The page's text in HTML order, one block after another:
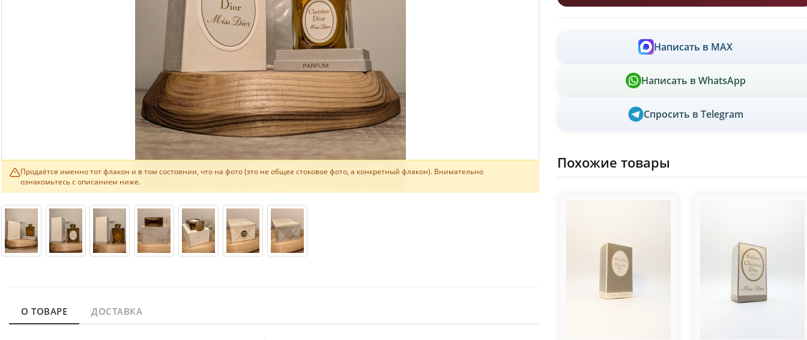
Продаётся именно тот флакон и в том состоянии, что на фото (это не общее стоковое фото, а конкретный флакон). Внимательно
ознакомьтесь с описанием ниже.
О ТОВАРЕ ДОСТАВКА
Написать в MAX
Написать в WhatsApp
Спросить в Telegram
Похожие товары